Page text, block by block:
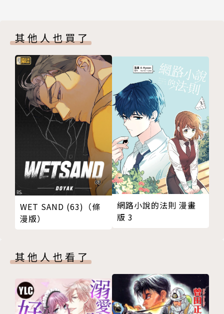
其他人也買了
WET SAND (63)（條
漫版）
網路小說的法則 漫畫
版 3
其他人也看了